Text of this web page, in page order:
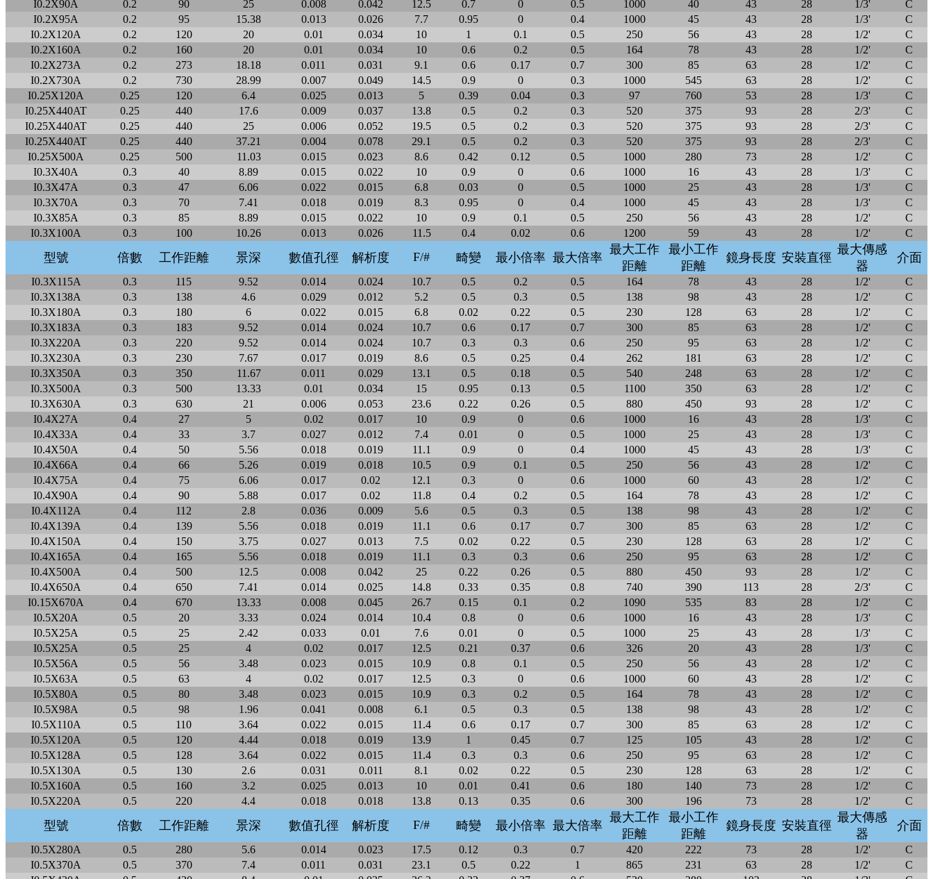
I0.2X90A
0.2 90 25 0.008 0.042 12.5 0.7 0 0.5 1000 40 43 28 1/3'
C
I0.2X95A
0.2 95 15.38 0.013 0.026 7.7 0.95 0 0.4 1000 45 43 28 1/3'
C
I0.2X120A
0.2 120 20 0.01 0.034 10 1 0.1 0.5 250 56 43 28 1/2'
C
I0.2X160A
0.2 160 20 0.01 0.034 10 0.6 0.2 0.5 164 78 43 28 1/2'
C
I0.2X273A
0.2 273 18.18 0.011 0.031 9.1 0.6 0.17 0.7 300 85 63 28 1/2'
C
I0.2X730A
0.2 730 28.99 0.007 0.049 14.5 0.9 0 0.3 1000 545 63 28 1/2'
C
I0.25X120A
0.25 120 6.4 0.025 0.013 5 0.39 0.04 0.3 97 760 53 28 1/3'
C
I0.25X440AT
0.25 440 17.6 0.009 0.037 13.8 0.5 0.2 0.3 520 375 93 28 2/3'
C
I0.25X440AT
0.25 440 25 0.006 0.052 19.5 0.5 0.2 0.3 520 375 93 28 2/3'
C
I0.25X440AT
0.25 440 37.21 0.004 0.078 29.1 0.5 0.2 0.3 520 375 93 28 2/3'
C
I0.25X500A
0.25 500 11.03 0.015 0.023 8.6 0.42 0.12 0.5 1000 280 73 28 1/2'
C
I0.3X40A
0.3 40 8.89 0.015 0.022 10 0.9 0 0.6 1000 16 43 28 1/3'
C
I0.3X47A
0.3 47 6.06 0.022 0.015 6.8 0.03 0 0.5 1000 25 43 28 1/3'
C
I0.3X70A
0.3 70 7.41 0.018 0.019 8.3 0.95 0 0.4 1000 45 43 28 1/3'
C
I0.3X85A
0.3 85 8.89 0.015 0.022 10 0.9 0.1 0.5 250 56 43 28 1/2'
C
I0.3X100A
0.3 100 10.26 0.013 0.026 11.5 0.4 0.02 0.6 1200 59 43 28 1/2' C
型號 倍數 工作距離 景深 數值孔徑 解析度 F/# 畸變 最小倍率 最大倍率
最大工作
距離
最小工作
距離
鏡身長度 安裝直徑
最大傳感
器
介面
I0.3X115A 0.3 115 9.52 0.014 0.024 10.7 0.5 0.2 0.5 164 78 43 28 1/2'
C
I0.3X138A
0.3 138 4.6 0.029 0.012 5.2 0.5 0.3 0.5 138 98 43 28 1/2'
C
I0.3X180A
0.3 180 6 0.022 0.015 6.8 0.02 0.22 0.5 230 128 63 28 1/2'
C
I0.3X183A
0.3 183 9.52 0.014 0.024 10.7 0.6 0.17 0.7 300 85 63 28 1/2'
C
I0.3X220A
0.3 220 9.52 0.014 0.024 10.7 0.3 0.3 0.6 250 95 63 28 1/2'
C
I0.3X230A
0.3 230 7.67 0.017 0.019 8.6 0.5 0.25 0.4 262 181 63 28 1/2'
C
I0.3X350A
0.3 350 11.67 0.011 0.029 13.1 0.5 0.18 0.5 540 248 63 28 1/2'
C
I0.3X500A
0.3 500 13.33 0.01 0.034 15 0.95 0.13 0.5 1100 350 63 28 1/2'
C
I0.3X630A
0.3 630 21 0.006 0.053 23.6 0.22 0.26 0.5 880 450 93 28 1/2'
C
I0.4X27A
0.4 27 5 0.02 0.017 10 0.9 0 0.6 1000 16 43 28 1/3'
C
I0.4X33A
0.4 33 3.7 0.027 0.012 7.4 0.01 0 0.5 1000 25 43 28 1/3'
C
I0.4X50A
0.4 50 5.56 0.018 0.019 11.1 0.9 0 0.4 1000 45 43 28 1/3'
C
I0.4X66A
0.4 66 5.26 0.019 0.018 10.5 0.9 0.1 0.5 250 56 43 28 1/2'
C
I0.4X75A
0.4 75 6.06 0.017 0.02 12.1 0.3 0 0.6 1000 60 43 28 1/2'
C
I0.4X90A
0.4 90 5.88 0.017 0.02 11.8 0.4 0.2 0.5 164 78 43 28 1/2'
C
I0.4X112A
0.4 112 2.8 0.036 0.009 5.6 0.5 0.3 0.5 138 98 43 28 1/2'
C
I0.4X139A
0.4 139 5.56 0.018 0.019 11.1 0.6 0.17 0.7 300 85 63 28 1/2'
C
I0.4X150A
0.4 150 3.75 0.027 0.013 7.5 0.02 0.22 0.5 230 128 63 28 1/2'
C
I0.4X165A
0.4 165 5.56 0.018 0.019 11.1 0.3 0.3 0.6 250 95 63 28 1/2'
C
I0.4X500A
0.4 500 12.5 0.008 0.042 25 0.22 0.26 0.5 880 450 93 28 1/2'
C
I0.4X650A
0.4 650 7.41 0.014 0.025 14.8 0.33 0.35 0.8 740 390 113 28 2/3'
C
I0.15X670A
0.4 670 13.33 0.008 0.045 26.7 0.15 0.1 0.2 1090 535 83 28 1/2'
C
I0.5X20A
0.5 20 3.33 0.024 0.014 10.4 0.8 0 0.6 1000 16 43 28 1/3'
C
I0.5X25A
0.5 25 2.42 0.033 0.01 7.6 0.01 0 0.5 1000 25 43 28 1/3'
C
I0.5X25A
0.5 25 4 0.02 0.017 12.5 0.21 0.37 0.6 326 20 43 28 1/3'
C
I0.5X56A
0.5 56 3.48 0.023 0.015 10.9 0.8 0.1 0.5 250 56 43 28 1/2'
C
I0.5X63A
0.5 63 4 0.02 0.017 12.5 0.3 0 0.6 1000 60 43 28 1/2'
C
I0.5X80A
0.5 80 3.48 0.023 0.015 10.9 0.3 0.2 0.5 164 78 43 28 1/2'
C
I0.5X98A
0.5 98 1.96 0.041 0.008 6.1 0.5 0.3 0.5 138 98 43 28 1/2'
C
I0.5X110A
0.5 110 3.64 0.022 0.015 11.4 0.6 0.17 0.7 300 85 63 28 1/2'
C
I0.5X120A
0.5 120 4.44 0.018 0.019 13.9 1 0.45 0.7 125 105 43 28 1/2'
C
I0.5X128A
0.5 128 3.64 0.022 0.015 11.4 0.3 0.3 0.6 250 95 63 28 1/2'
C
I0.5X130A
0.5 130 2.6 0.031 0.011 8.1 0.02 0.22 0.5 230 128 63 28 1/2'
C
I0.5X160A
0.5 160 3.2 0.025 0.013 10 0.01 0.41 0.6 180 140 73 28 1/2'
C
I0.5X220A
0.5 220 4.4 0.018 0.018 13.8 0.13 0.35 0.6 300 196 73 28 1/2' C
型號 倍數 工作距離 景深 數值孔徑 解析度 F/# 畸變 最小倍率 最大倍率
最大工作
距離
最小工作
距離
鏡身長度 安裝直徑
最大傳感
器
介面
I0.5X280A 0.5 280 5.6 0.014 0.023 17.5 0.12 0.3 0.7 420 222 73 28 1/2'
C
I0.5X370A
0.5 370 7.4 0.011 0.031 23.1 0.5 0.22 1 865 231 63 28 1/2'
C